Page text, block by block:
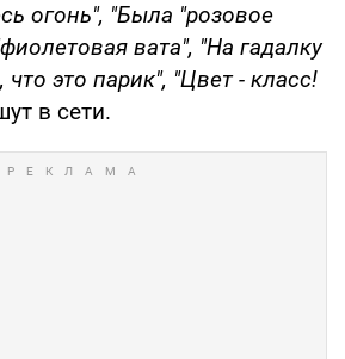
огонь", "Была "розовое
вата", "На гадалку
это парик", "Цвет - класс!
в сети.